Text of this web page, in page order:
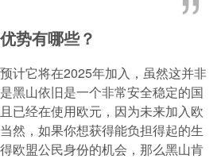
势有哪些？
计它将在2025年加入，虽然这并非
黑山依旧是一个非常安全稳定的国
已经在使用欧元，因为未来加入欧
然，如果你想获得能负担得起的生
欧盟公民身份的机会，那么黑山肯